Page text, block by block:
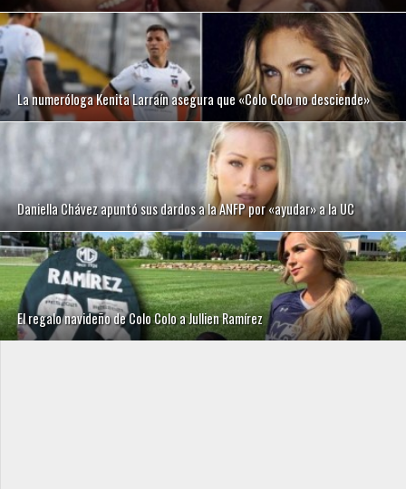
La numeróloga Kenita Larraín asegura que «Colo Colo no desciende»
Daniella Chávez apuntó sus dardos a la ANFP por «ayudar» a la UC
El regalo navideño de Colo Colo a Jullien Ramírez